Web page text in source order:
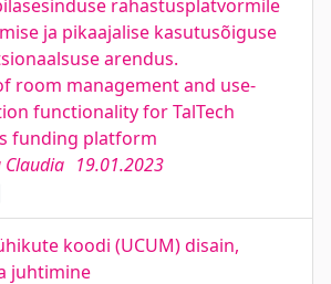
rahastusplatvormile
ja pikaajalise kasutusõiguse
arendus.
room management and use-
functionality for TalTech
funding platform
19.01.2023
koodi (UCUM) disain,
juhtimine